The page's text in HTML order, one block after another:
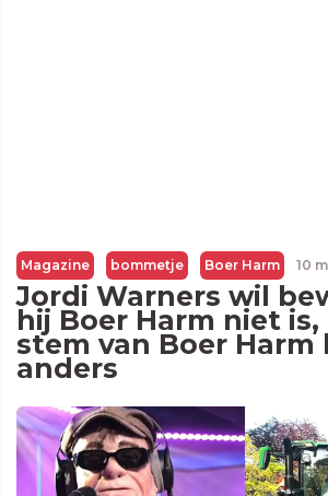
Magazine bommetje Boer Harm 10
Jordi Warners wil
hij Boer Harm niet is,
stem van Boer
anders